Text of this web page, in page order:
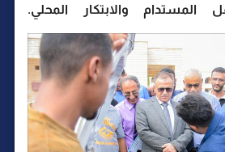
المستدام والابتكار المحلي.